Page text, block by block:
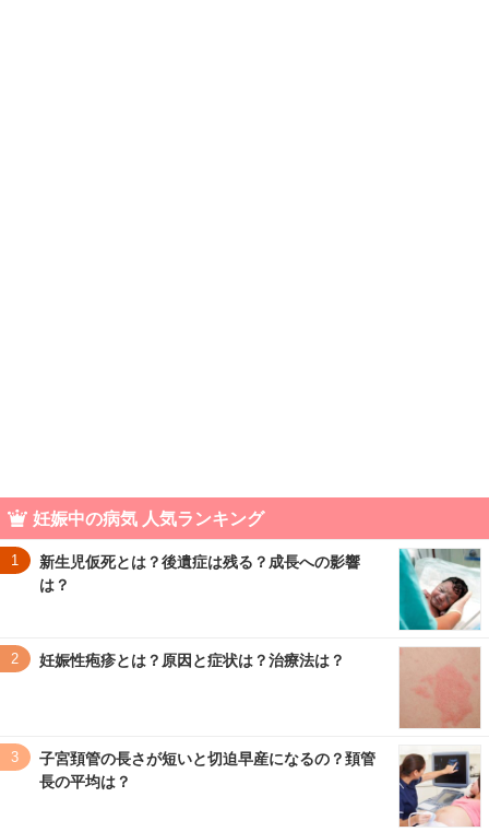
妊娠中の病気 人気ランキング
1
新生児仮死とは？後遺症は残る？成長への影響
は？
2 妊娠性疱疹とは？原因と症状は？治療法は？
3
子宮頚管の長さが短いと切迫早産になるの？頚管
長の平均は？